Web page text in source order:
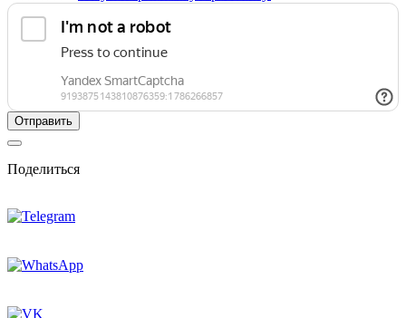
Поделиться